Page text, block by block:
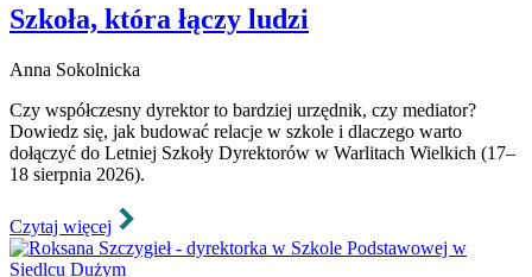
Szkoła, która łączy ludzi
Anna Sokolnicka
Czy współczesny dyrektor to bardziej urzędnik, czy mediator?
Dowiedz się, jak budować relacje w szkole i dlaczego warto
dołączyć do Letniej Szkoły Dyrektorów w Warlitach Wielkich (17–
18 sierpnia 2026).
Czytaj więcej